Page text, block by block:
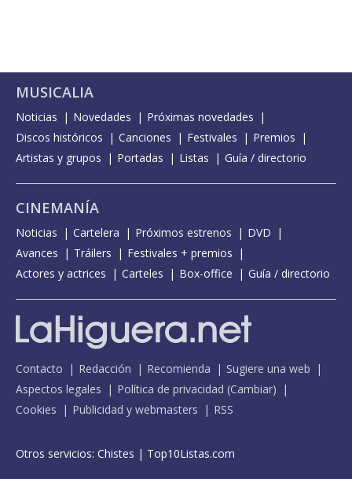
MUSICALIA
Noticias Novedades
Próximas novedades
Discos históricos
Canciones Festivales
Premios
Artistas y grupos
Portadas Listas Guía / directorio
CINEMANÍA
Noticias Cartelera Próximos estrenos
DVD
Avances
Tráilers
Festivales + premios
Actores y actrices
Carteles Box-office Guía / directorio
Contacto Redacción Recomienda
Sugiere una web
Aspectos legales
Política de privacidad (Cambiar)
Cookies
Publicidad y webmasters RSS
Otros servicios: Chistes | Top10Listas.com